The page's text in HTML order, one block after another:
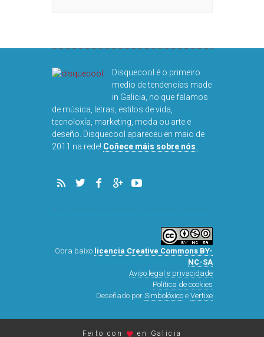
Disquecool é o primeiro
medio de tendencias made
in Galicia, no que falamos
de música, letras, estilos de vida,
tecnoloxía, marketing, moda ou arte e
deseño. Disquecool apareceu en maio de
2011 na rede! Coñece máis sobre nós
Obra baixo licencia Creative Commons BY-
NC-SA
Aviso legal e privacidade
Política de cookies
Deseñado por Simbolóxicoe Vertixe
Feito con ♥ en Galicia